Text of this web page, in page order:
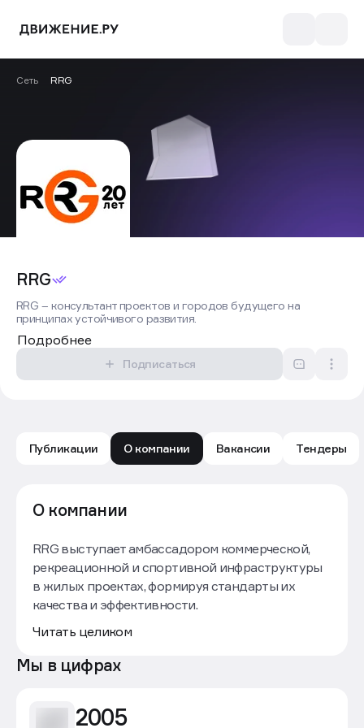
Сеть RRG
RRG
RRG – консультант проектов и городов будущего на
принципах устойчивого развития.
Подробнее
Подписаться
Публикации О компании Вакансии Тендеры
О компании
RRG выступает амбассадором коммерческой,
рекреационной и спортивной инфраструктуры
в жилых проектах, формируя стандарты их
качества и эффективности.
За 20 лет реализованы сотни проектов более
чем в 170 городах России, Узбекистане,
Казахстане и ОАЭ. Среди клиентов компании —
«Самолёт», Брусника, Группа «ЛСР», ГК ФСК,
Читать целиком
Мы в цифрах
2005